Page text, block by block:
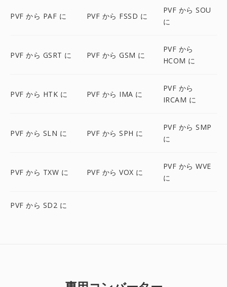
PVF から PAF に PVF から FSSD に
PVF から SOU
に
PVF から GSRT に PVF から GSM に
PVF から
HCOM に
PVF から HTK に PVF から IMA に
PVF から
IRCAM に
PVF から SLN に PVF から SPH に
PVF から SMP
に
PVF から TXW に PVF から VOX に
PVF から WVE
に
PVF から SD2 に